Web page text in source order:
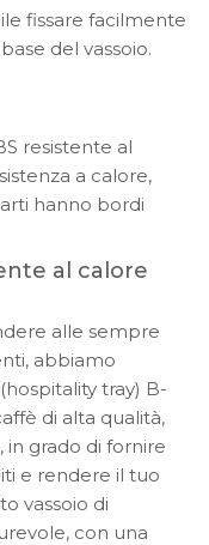
fissare facilmente
del vassoio.
resistente al
a calore,
hanno bordi
al calore
alle sempre
abbiamo
tray) B-
di alta qualità,
grado di fornire
e rendere il tuo
vassoio di
con una